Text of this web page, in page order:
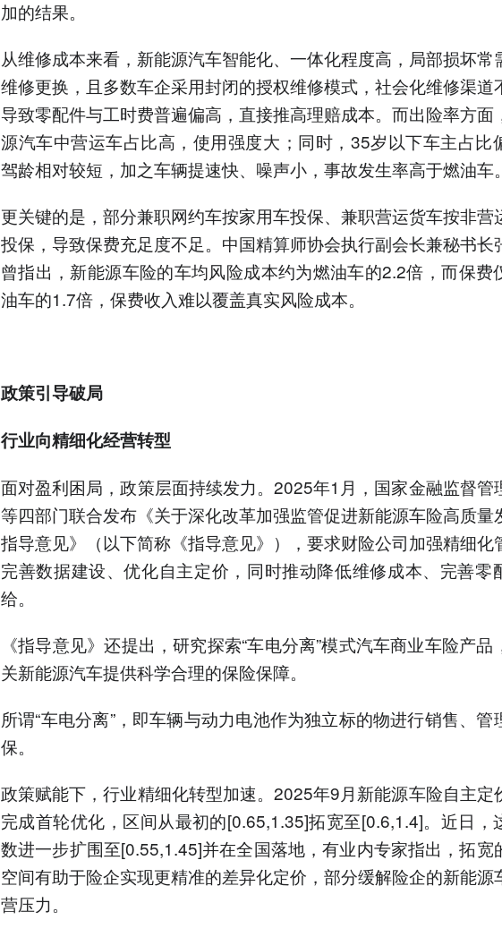
加的结果。
从维修成本来看，新能源汽车智能化、一体化程度高，局部损坏常
维修更换，且多数车企采用封闭的授权维修模式，社会化维修渠道
导致零配件与工时费普遍偏高，直接推高理赔成本。而出险率方面
源汽车中营运车占比高，使用强度大；同时，35岁以下车主占比
驾龄相对较短，加之车辆提速快、噪声小，事故发生率高于燃油车。
更关键的是，部分兼职网约车按家用车投保、兼职营运货车按非营
投保，导致保费充足度不足。中国精算师协会执行副会长兼秘书长
曾指出，新能源车险的车均风险成本约为燃油车的2.2倍，而保费
油车的1.7倍，保费收入难以覆盖真实风险成本。
政策引导破局
行业向精细化经营转型
面对盈利困局，政策层面持续发力。2025年1月，国家金融监督管
等四部门联合发布《关于深化改革加强监管促进新能源车险高质量
指导意见》（以下简称《指导意见》），要求财险公司加强精细化
完善数据建设、优化自主定价，同时推动降低维修成本、完善零
给。
《指导意见》还提出，研究探索“车电分离”模式汽车商业车险产品
关新能源汽车提供科学合理的保险保障。
所谓“车电分离”，即车辆与动力电池作为独立标的物进行销售、管
保。
政策赋能下，行业精细化转型加速。2025年9月新能源车险自主定
完成首轮优化，区间从最初的[0.65,1.35]拓宽至[0.6,1.4]。近日，
数进一步扩围至[0.55,1.45]并在全国落地，有业内专家指出，拓宽
空间有助于险企实现更精准的差异化定价，部分缓解险企的新能源
营压力。